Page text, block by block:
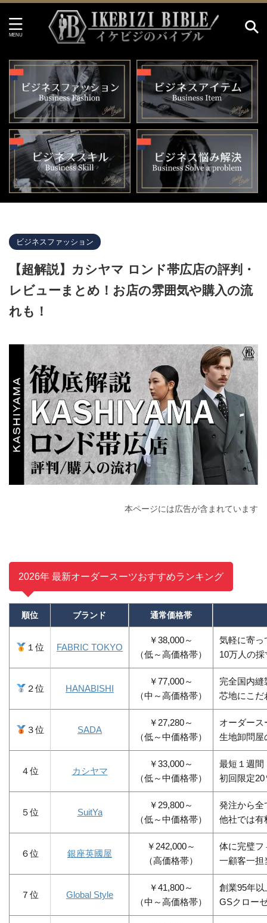
ビジネスファッション
【超解説】カシヤマ ロンド帯広店の評判・
レビューまとめ！お店の雰囲気や購入の流
れも！
本ページには広告が含まれています
2026年 最新オーダースーツおすすめランキング
順位 ブランド 通常価格帯
１位 FABRIC TOKYO
￥38,000～
（低～高価格帯）
気軽に寄っ
10万人の
２位 HANABISHI
￥77,000～
（中～高価格帯）
完全国内
芯地にこだ
３位 SADA
￥27,280～
（低～中価格帯）
オーダース
生地卸問屋
４位 カシヤマ
￥33,000～
（低～中価格帯）
最短１週間
初回限定
５位 SuitYa
￥29,800～
（低～中価格帯）
発注から全
他社では有
６位 銀座英國屋
￥242,000～
（高価格帯）
体に完璧フ
一顧客一担
７位 Global Style
￥41,800～
（中～高価格帯）
創業95年
GSクロー